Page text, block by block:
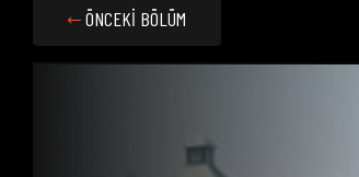
ÖNCEKİ BÖLÜM